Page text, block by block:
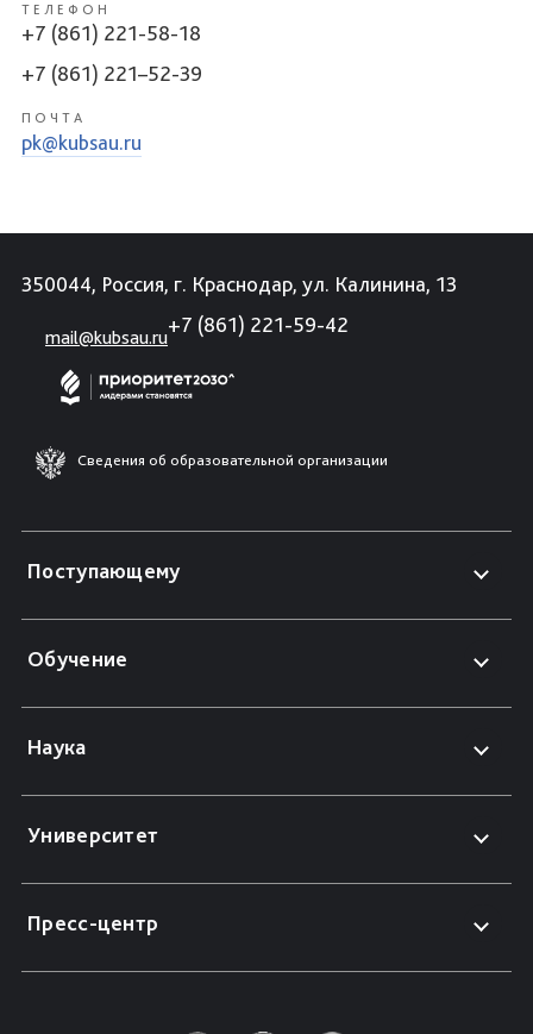
ТЕЛЕФОН
+7 (861) 221-58-18
+7 (861) 221–52-39
ПОЧТА
pk@kubsau.ru
350044, Россия, г. Краснодар, ул. Калинина, 13
mail@kubsau.ru
+7 (861) 221-59-42
Сведения об образовательной организации
Поступающему
Обучение
Наука
Университет
Пресс-центр